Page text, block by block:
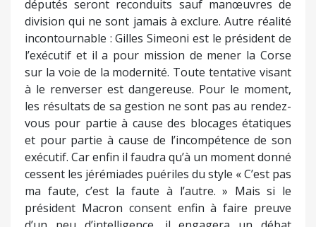
députés seront reconduits sauf manœuvres de
division qui ne sont jamais à exclure. Autre réalité
incontournable : Gilles Simeoni est le président de
l’exécutif et il a pour mission de mener la Corse
sur la voie de la modernité. Toute tentative visant
à le renverser est dangereuse. Pour le moment,
les résultats de sa gestion ne sont pas au rendez-
vous pour partie à cause des blocages étatiques
et pour partie à cause de l’incompétence de son
exécutif. Car enfin il faudra qu’à un moment donné
cessent les jérémiades puériles du style « C’est pas
ma faute, c’est la faute à l’autre. » Mais si le
président Macron consent enfin à faire preuve